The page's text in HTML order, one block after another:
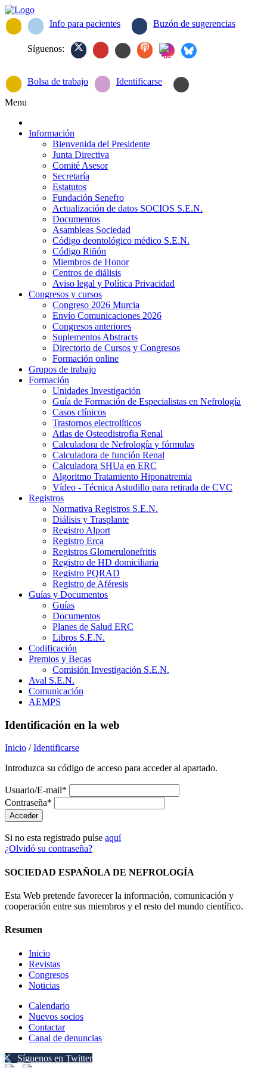
Info para pacientes Buzón de sugerencias
Síguenos:
Bolsa de trabajo Identificarse
Menu
Información
Bienvenida del Presidente
Junta Directiva
Comité Asesor
Secretaría
Estatutos
Fundación Senefro
Actualización de datos SOCIOS S.E.N.
Documentos
Asambleas Sociedad
Código deontológico médico S.E.N.
Código Riñón
Miembros de Honor
Centros de diálisis
Aviso legal y Política Privacidad
Congresos y cursos
Congreso 2026 Murcia
Envío Comunicaciones 2026
Congresos anteriores
Suplementos Abstracts
Directorio de Cursos y Congresos
Formación online
Grupos de trabajo
Formación
Unidades Investigación
Guía de Formación de Especialistas en Nefrología
Casos clínicos
Trastornos electrolíticos
Atlas de Osteodistrofia Renal
Calculadora de Nefrología y fórmulas
Calculadora de función Renal
Calculadora SHUa en ERC
Algoritmo Tratamiento Hiponatremia
Vídeo - Técnica Astudillo para retirada de CVC
Registros
Normativa Registros S.E.N.
Diálisis y Trasplante
Registro Alport
Registro Erca
Registros Glomerulonefritis
Registro de HD domiciliaria
Registro PQRAD
Registro de Aféresis
Guías y Documentos
Guías
Documentos
Planes de Salud ERC
Libros S.E.N.
Codificación
Premios y Becas
Comisión Investigación S.E.N.
Aval S.E.N.
Comunicación
AEMPS
Identificación en la web
Inicio /Identificarse
Introduzca su código de acceso para acceder al apartado.
Usuario/E-mail*
Contraseña*
Si no esta registrado pulse aquí
¿Olvidó su contraseña?
SOCIEDAD ESPAÑOLA DE NEFROLOGÍA
Esta Web pretende favorecer la información, comunicación y
cooperación entre sus miembros y el resto del mundo científico.
Resumen
Inicio
Revistas
Congresos
Noticias
Calendario
Nuevos socios
Contactar
Canal de denuncias
Síguenos en Twitter